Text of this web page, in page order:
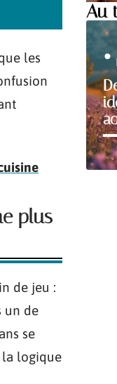
les
plus
de jeu :
un de
se
la logique
Au